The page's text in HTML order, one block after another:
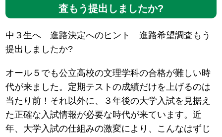
査もう提出しましたか?
中３生へ 進路決定へのヒント 進路希望調査もう
提出しましたか?
オール５でも公立高校の文理学科の合格が難しい時
代が来ました。定期テストの成績だけを上げるのは
当たり前！それ以外に、３年後の大学入試を見据え
た正確な入試情報が必要な時代が来ています。近
年、大学入試の仕組みの激変により、こんなはずじ